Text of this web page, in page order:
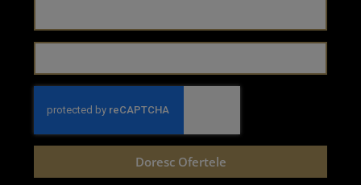
Doresc Ofertele